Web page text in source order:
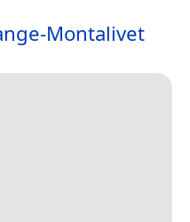
Montalivet